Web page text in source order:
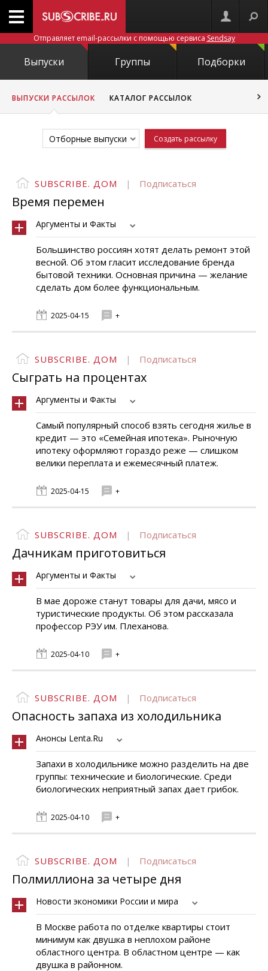
Отправляет email-рассылки с помощью сервиса Sendsay
Выпуски Группы Подборки
ВЫПУСКИ РАССЫЛОК КАТАЛОГ РАССЫЛОК
Отборные выпуски Создать рассылку
SUBSCRIBE. ДОМ | Подписаться
Время перемен
Аргументы и Факты
Большинство россиян хотят делать ремонт этой
весной. Об этом гласит исследование бренда
бытовой техники. Основная причина — желание
сделать дом более функциональным.
2025-04-15 +
SUBSCRIBE. ДОМ | Подписаться
Сыграть на процентах
Аргументы и Факты
Самый популярный способ взять сегодня жилье в
кредит — это «Семейная ипотека». Рыночную
ипотеку оформляют гораздо реже — слишком
велики переплата и ежемесячный платеж.
2025-04-15 +
SUBSCRIBE. ДОМ | Подписаться
Дачникам приготовиться
Аргументы и Факты
В мае дороже станут товары для дачи, мясо и
туристические продукты. Об этом рассказала
профессор РЭУ им. Плеханова.
2025-04-10 +
SUBSCRIBE. ДОМ | Подписаться
Опасность запаха из холодильника
Анонсы Lenta.Ru
Запахи в холодильнике можно разделить на две
группы: технические и биологические. Среди
биологических неприятный запах дает грибок.
2025-04-10 +
SUBSCRIBE. ДОМ | Подписаться
Полмиллиона за четыре дня
Новости экономики России и мира
В Москве работа по отделке квартиры стоит
минимум как двушка в неплохом районе
областного центра. В областном центре — как
двушка в районном.